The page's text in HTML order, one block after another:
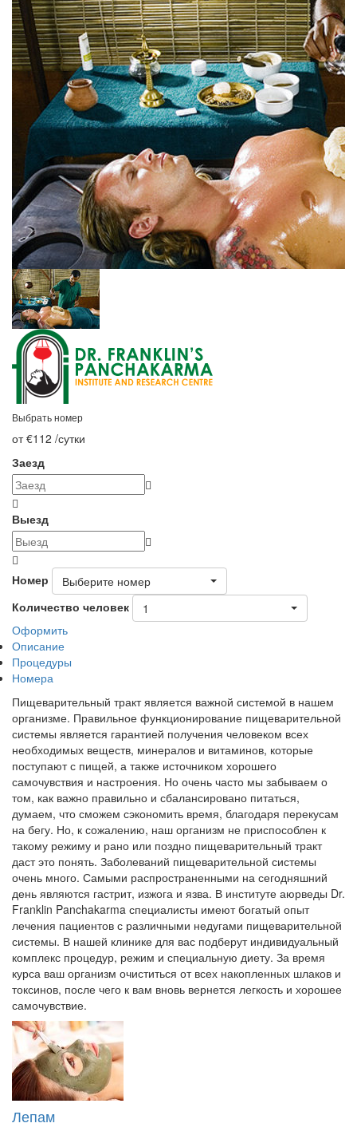
Выбрать номер
от €112 /сутки
Заезд
Выезд
Номер
Выберите номер
Количество человек
1
Оформить
Описание
Процедуры
Номера
Пищеварительный тракт является важной системой в нашем
организме. Правильное функционирование пищеварительной
системы является гарантией получения человеком всех
необходимых веществ, минералов и витаминов, которые
поступают с пищей, а также источником хорошего
самочувствия и настроения. Но очень часто мы забываем о
том, как важно правильно и сбалансировано питаться,
думаем, что сможем сэкономить время, благодаря перекусам
на бегу. Но, к сожалению, наш организм не приспособлен к
такому режиму и рано или поздно пищеварительный тракт
даст это понять. Заболеваний пищеварительной системы
очень много. Самыми распространенными на сегодняшний
день являются гастрит, изжога и язва. В институте аюрведы Dr.
Franklin Panchakarma специалисты имеют богатый опыт
лечения пациентов с различными недугами пищеварительной
системы. В нашей клинике для вас подберут индивидуальный
комплекс процедур, режим и специальную диету. За время
курса ваш организм очиститься от всех накопленных шлаков и
токсинов, после чего к вам вновь вернется легкость и хорошее
самочувствие.
Лепам